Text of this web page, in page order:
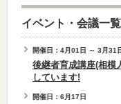
イベント・会議一覧
開催日：4月01日 ～ 3月31
後継者育成講座(相模
しています!
開催日：6月17日